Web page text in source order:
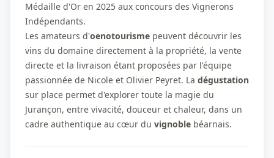
Médaille d'Or en 2025 aux concours des Vignerons
Indépendants.
Les amateurs d'oenotourisme peuvent découvrir les
vins du domaine directement à la propriété, la vente
directe et la livraison étant proposées par l'équipe
passionnée de Nicole et Olivier Peyret. La dégustation
sur place permet d'explorer toute la magie du
Jurançon, entre vivacité, douceur et chaleur, dans un
cadre authentique au cœur du vignoble béarnais.